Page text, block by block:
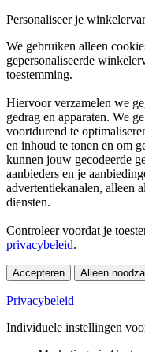
Personaliseer je
We gebruiken alleen
gepersonaliseerde
toestemming.
Hiervoor verzamelen we
gedrag en apparaten. We
voortdurend te
en inhoud te tonen en om
kunnen jouw gecodeerde
aanbieders en je
advertentiekanalen, alleen
diensten.
Controleer voordat je
privacybeleid.
Accepteren Alleen
Privacybeleid
Individuele instellingen